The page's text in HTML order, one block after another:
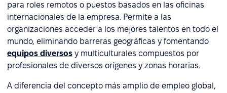
para roles remotos o puestos basados en las oficinas
internacionales de la empresa. Permite a las
organizaciones acceder a los mejores talentos en todo el
mundo, eliminando barreras geográficas y fomentando
equipos diversos y multiculturales compuestos por
profesionales de diversos orígenes y zonas horarias.
A diferencia del concepto más amplio de empleo global,